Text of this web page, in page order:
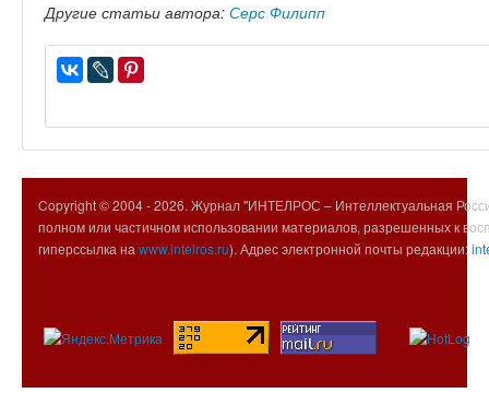
Другие статьи автора: Серс Филипп
Copyright © 2004 -2026. Журнал "ИНТЕЛРОС – Интеллектуальная
полном или частичном использовании материалов, разрешенных к
гиперссылка на www.intelros.ru). Адрес электронной почты редакции: